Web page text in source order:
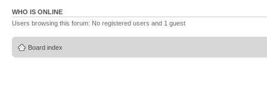
WHO IS ONLINE
Users browsing this forum: No registered users and 1 guest
Board index